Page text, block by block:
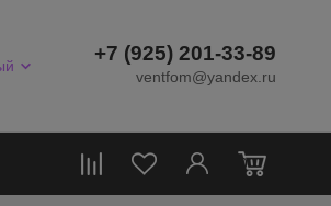
+7 (925) 201-33-89
ventfom@yandex.ru
0